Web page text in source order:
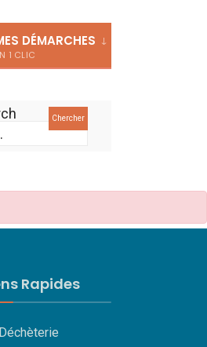
DÉMARCHES
1 CLIC
Chercher
Rapides